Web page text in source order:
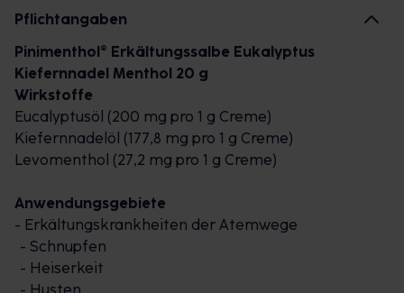
Erwachsene hergestellt. Für Kinder von 6 bis 12
zur Verfügung. Auch er enthält ätherische Öle aus
Kiefernnadeln und Eucalyptus. Für alle Inhalate gilt:
Beim Einatmen der wohltuenden ätherischen Öle
entkrampfen sich die Bronchien, so dass man
leichter Luft bekommt. Kinder unter 6 Jahren sollten
noch nicht mit heißem Wasser inhalieren.
Inhalation: Darauf sollten Sie achten
Heißes Wasser, wie es beim Inhalieren genutzt wird,
birgt immer die Gefahr von Verbrühungen. Damit
Pflichtangaben
Pinimenthol® Erkältungssalbe Eukalyptus
Kiefernnadel Menthol 20 g
Wirkstoffe
Eucalyptusöl (200 mg pro 1 g Creme)
Kiefernnadelöl (177,8 mg pro 1 g Creme)
Levomenthol (27,2 mg pro 1 g Creme)
Anwendungsgebiete
- Erkältungskrankheiten der Atemwege
- Schnupfen
- Heiserkeit